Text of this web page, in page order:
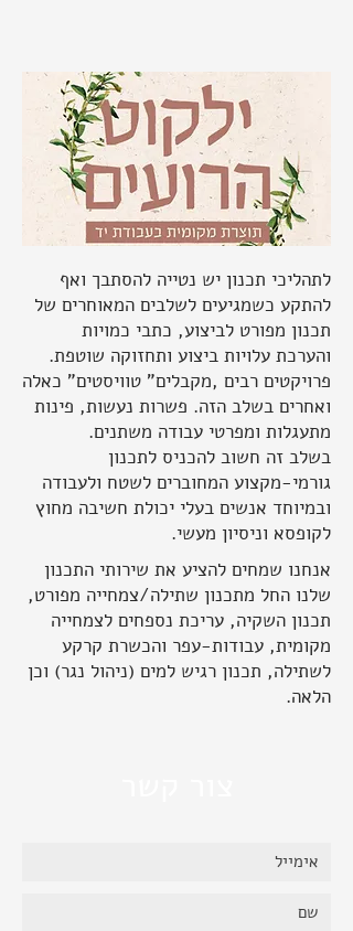
לתהליכי תכנון יש נטייה להסתבך ואף
להתקע כשמגיעים לשלבים המאוחרים של
תכנון מפורט לביצוע, כתבי כמויות
והערכת עלויות ביצוע ותחזוקה שוטפת.
פרויקטים רבים ,מקבלים" טוויסטים" כאלה
ואחרים בשלב הזה. פשרות נעשות, פינות
מתעגלות ומפרטי עבודה משתנים.
בשלב זה חשוב להכניס לתכנון
גורמי-מקצוע המחוברים לשטח ולעבודה
ובמיוחד אנשים בעלי יכולת חשיבה מחוץ
לקופסא וניסיון מעשי.
אנחנו שמחים להציע את שירותי התכנון
שלנו החל מתכנון שתילה/צמחייה מפורט,
תכנון השקיה, עריכת נספחים לצמחייה
מקומית, עבודות-עפר והכשרת קרקע
לשתילה, תכנון רגיש למים (ניהול נגר) וכן
הלאה.